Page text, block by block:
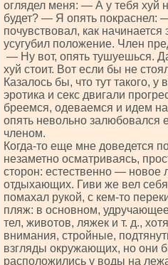
оглядел меня: — А у тебя хуй
будет? — Я опять покраснел:
почувствовал, как
усугубил положение. Член
— Ну вот, опять тушуешься.
хуй стоит. Вот если бы не
Казалось бы, что тут такого,
эротика и секс двигали
бреемся, одеваемся и идем
опять невольно залюбовался
членом.
Когда-то еще мне доведется
незаметно осматриваясь,
сторон: естественно — новое
отдыхающих. Гиви же вел
помахал рукой, с кем-то
пляж: в основном,
тел, животов, ляжек и т. д.,
внимания, стройные,
взгляды окружающих, но они
расположились у воды на